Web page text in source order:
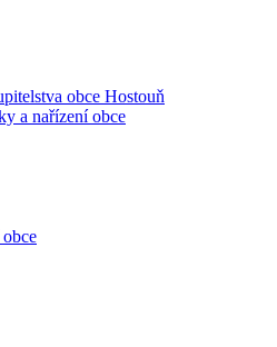
obce Hostouň
a nařízení obce